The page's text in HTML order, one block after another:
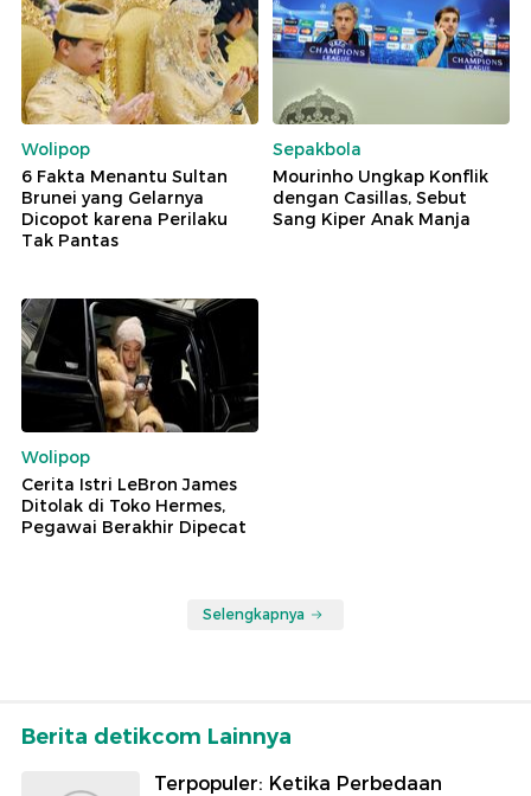
Wolipop
6 Fakta Menantu Sultan
Brunei yang Gelarnya
Dicopot karena Perilaku
Tak Pantas
Sepakbola
Mourinho Ungkap Konflik
dengan Casillas, Sebut
Sang Kiper Anak Manja
Wolipop
Cerita Istri LeBron James
Ditolak di Toko Hermes,
Pegawai Berakhir Dipecat
Selengkapnya
Berita detikcom Lainnya
Terpopuler: Ketika Perbedaan